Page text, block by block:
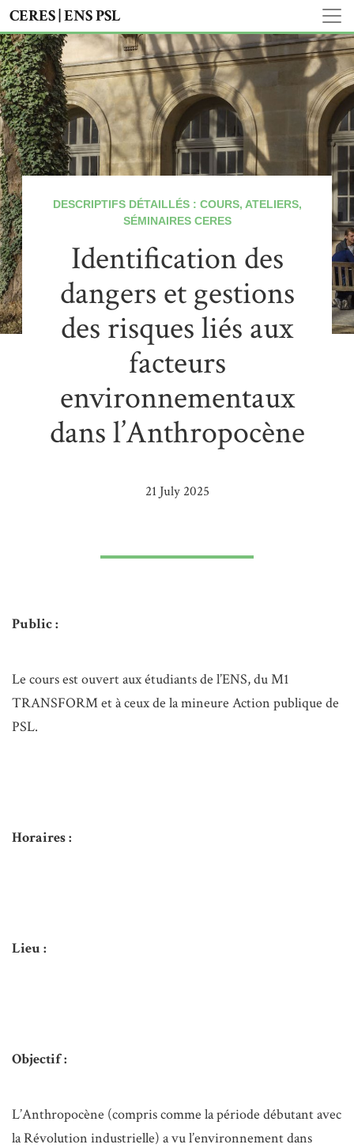
CERES | ENS PSL
DESCRIPTIFS DÉTAILLÉS : COURS, ATELIERS,
SÉMINAIRES CERES
Identification des
dangers et gestions
des risques liés aux
facteurs
environnementaux
dans l’Anthropocène
21 July 2025
Public :
Le cours est ouvert aux étudiants de l’ENS, du M1
TRANSFORM et à ceux de la mineure Action publique de
PSL.
Horaires :
Lieu :
Objectif :
L’Anthropocène (compris comme la période débutant avec
la Révolution industrielle) a vu l’environnement dans